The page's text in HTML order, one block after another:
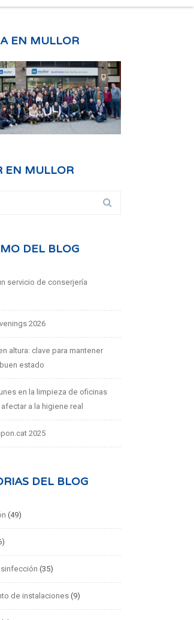
EN MULLOR
EN MULLOR
DEL BLOG
servicio de conserjería
2026
altura: clave para mantener
estado
en la limpieza de oficinas
a la higiene real
2025
DEL BLOG
(49)
(35)
de instalaciones (9)